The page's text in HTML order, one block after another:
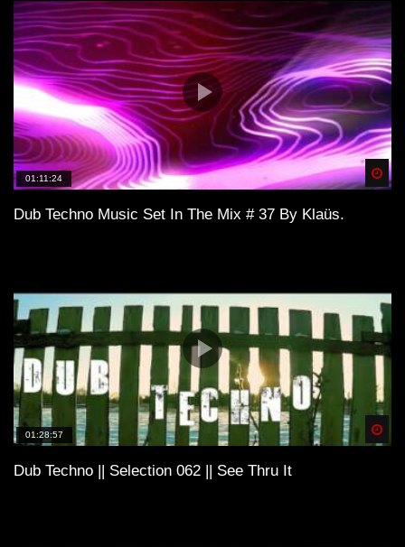
01:11:24
Dub Techno Music Set In The Mix # 37 By Klaüs.
01:28:57
Dub Techno || Selection 062 || See Thru It